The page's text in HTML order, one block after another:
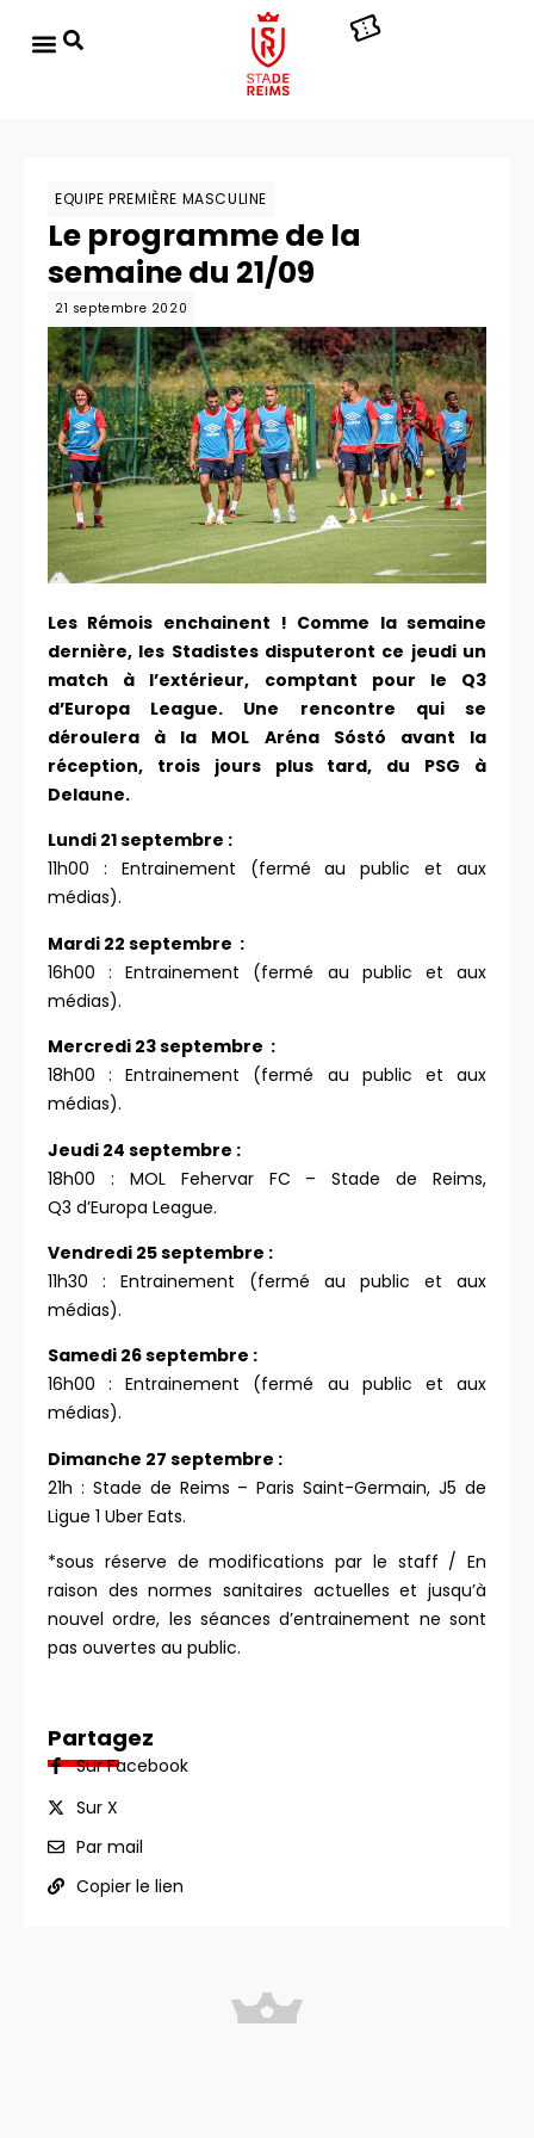
EQUIPE PREMIÈRE MASCULINE
Le programme de la
semaine du 21/09
21 septembre 2020
Les Rémois enchainent ! Comme la semaine
dernière, les Stadistes disputeront ce jeudi un
match à l’extérieur, comptant pour le Q3
d’Europa League. Une rencontre qui se
déroulera à la MOL Aréna Sóstó avant la
réception, trois jours plus tard, du PSG à
Delaune.
Lundi 21 septembre :
11h00 : Entrainement (fermé au public et aux
médias).
Mardi 22 septembre :
16h00 : Entrainement (fermé au public et aux
médias).
Mercredi 23 septembre :
18h00 : Entrainement (fermé au public et aux
médias).
Jeudi 24 septembre :
18h00 : MOL Fehervar FC – Stade de Reims,
Q3 d’Europa League.
Vendredi 25 septembre :
11h30 : Entrainement (fermé au public et aux
médias).
Samedi 26 septembre :
16h00 : Entrainement (fermé au public et aux
médias).
Dimanche 27 septembre :
21h : Stade de Reims – Paris Saint-Germain, J5 de
Ligue 1 Uber Eats.
*sous réserve de modifications par le staff / En
raison des normes sanitaires actuelles et jusqu’à
nouvel ordre, les séances d’entrainement ne sont
pas ouvertes au public.
Partagez
Sur Facebook
Sur X
Par mail
Copier le lien